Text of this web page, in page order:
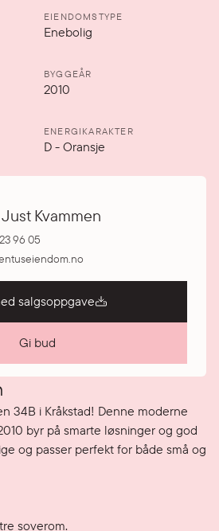
EIENDOMSTYPE
Enebolig
BYGGEÅR
2010
ENERGIKARAKTER
D-Oransje
Kvammen
96 05
salgsoppgave
Gi bud
34B i Kråkstad! Denne moderne
byr på smarte løsninger og god
og passer perfekt for både små og
soverom.